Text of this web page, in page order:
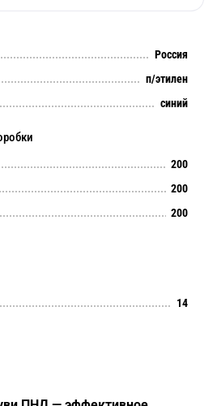
Россия
п/этилен
синий
200
200
200
14